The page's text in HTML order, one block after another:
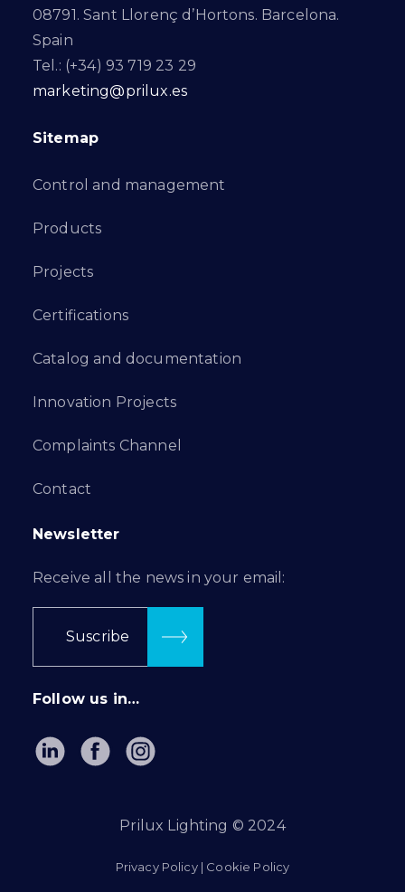
08791. Sant Llorenç d’Hortons. Barcelona.
Spain
Tel.: (+34) 93 719 23 29
marketing@prilux.es
Sitemap
Control and management
Products
Projects
Certifications
Catalog and documentation
Innovation Projects
Complaints Channel
Contact
Newsletter
Receive all the news in your email:
Suscribe
Follow us in…
Prilux Lighting © 2024
Privacy Policy| Cookie Policy